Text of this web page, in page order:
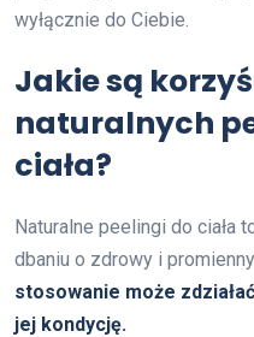
wyłącznie do Ciebie.
Jakie są
naturalnych
ciała?
Naturalne peelingi do ciała
dbaniu o zdrowy i
stosowanie może
jej kondycję.